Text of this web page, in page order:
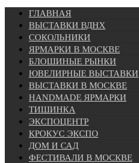
ГЛАВНАЯ
ВЫСТАВКИ ВДНХ
СОКОЛЬНИКИ
ЯРМАРКИ В МОСКВЕ
БЛОШИНЫЕ РЫНКИ
ЮВЕЛИРНЫЕ ВЫСТАВКИ
ВЫСТАВКИ В МОСКВЕ
HANDMADE ЯРМАРКИ
ТИШИНКА
ЭКСПОЦЕНТР
КРОКУС ЭКСПО
ДОМ И САД
ФЕСТИВАЛИ В МОСКВЕ